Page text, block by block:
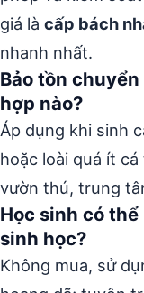
giá là cấp bách
nhanh nhất.
Bảo tồn
hợp nào?
Áp dụng khi sinh
hoặc loài quá ít
vườn thú, trung
Học sinh có
sinh học?
Không mua, sử